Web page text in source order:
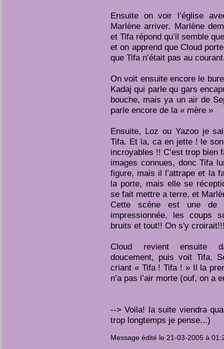
Ensuite on voir l’église
Marlène arriver. Marlène
et Tifa répond qu’il semble
et on apprend que Cloud
que Tifa n’était pas au
On voit ensuite encore le
Kadaj qui parle qu gars
bouche, mais ya un air de
parle encore de la « mère »
Ensuite, Loz ou Yazoo je
Tifa. Et la, ca en jette ! le
incroyables !! C’est trop bien
images connues, donc Tifa
figure, mais il l’attrape et la
la porte, mais elle se
se fait mettre a terre, et
Cette scène est une
impressionnée, les coups
bruits et tout!! On s'y
Cloud revient ensuite
doucement, puis voit Tifa.
criant « Tifa ! Tifa ! » Il la
n’a pas l’air morte (ouf, on a
--> Voila! la suite viendra
trop longtemps je pense...)
Message édité le 21-03-2005 à